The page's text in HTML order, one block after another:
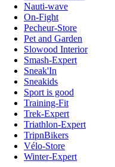
Nauti-wave
On-Fight
Pecheur-Store
Pet and Garden
Slowood Interior
Smash-Expert
Sneak'In
Sneakids
Sport is good
Training-Fit
Trek-Expert
Triathlon-Expert
TripnBikers
Vélo-Store
Winter-Expert